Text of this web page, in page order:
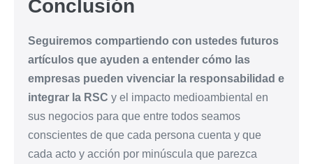
Conclusión
Seguiremos compartiendo con ustedes futuros
artículos que ayuden a entender cómo las
empresas pueden vivenciar la responsabilidad e
integrar la RSC y el impacto medioambiental en
sus negocios para que entre todos seamos
conscientes de que cada persona cuenta y que
cada acto y acción por minúscula que parezca